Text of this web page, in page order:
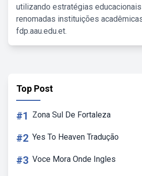
utilizando estratégias
renomadas instituições
fdp.aau.edu.et.
Top Post
#1 Zona Sul De Fortaleza
#2 Yes To Heaven Tradução
#3 Voce Mora Onde Ingles